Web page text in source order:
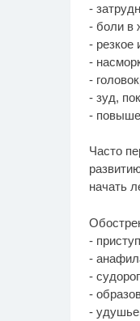
-
- боли в
- резкое
-
-
- зуд,
-
Часто
начать
-
-
-
-
-